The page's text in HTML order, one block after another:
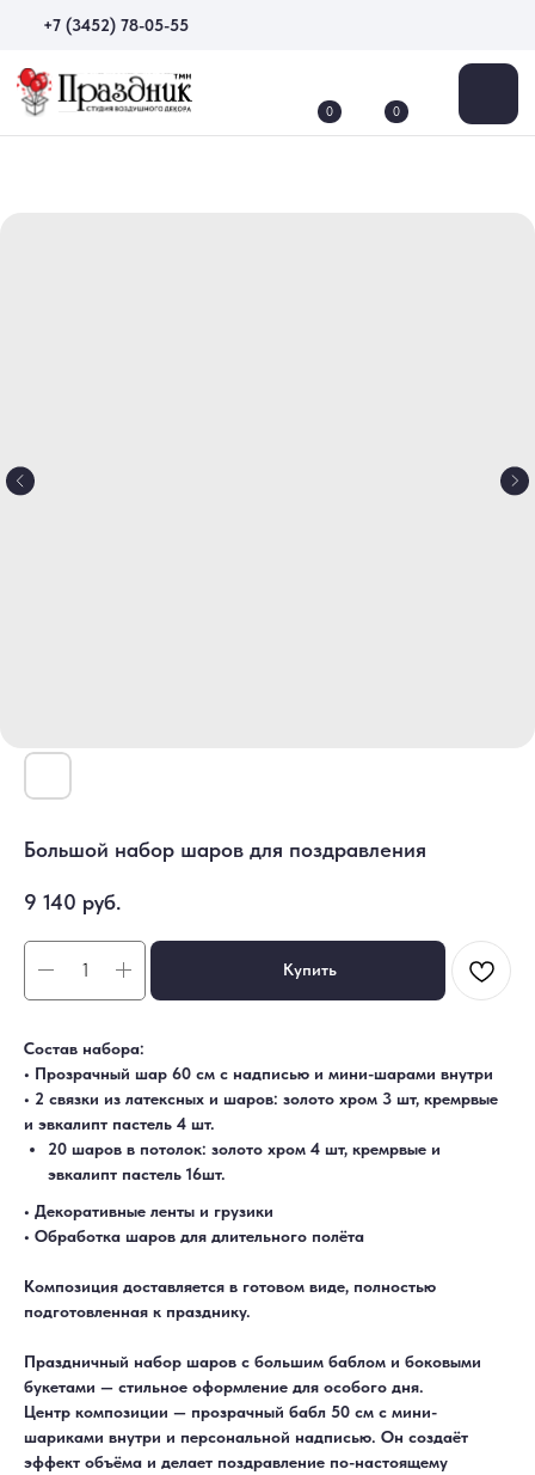
+7 (3452) 78-05-55
Большой набор шаров для поздравления
9 140 руб.
Купить
Состав набора:
• Прозрачный шар 60 см с надписью и мини-шарами внутри
• 2 связки из латексных и шаров: золото хром 3 шт, кремрвые
и эвкалипт пастель 4 шт.
20 шаров в потолок: золото хром 4 шт, кремрвые и
эвкалипт пастель 16шт.
• Декоративные ленты и грузики
• Обработка шаров для длительного полёта
Композиция доставляется в готовом виде, полностью
подготовленная к празднику.
Праздничный набор шаров с большим баблом и боковыми
букетами — стильное оформление для особого дня.
Центр композиции — прозрачный бабл 50 см с мини-
шариками внутри и персональной надписью. Он создаёт
эффект объёма и делает поздравление по-настоящему